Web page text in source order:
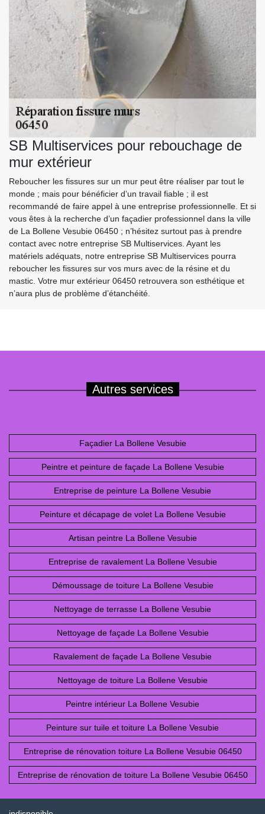
SB Multiservices pour rebouchage de
mur extérieur
Reboucher les fissures sur un mur peut être réaliser par tout le
monde ; mais pour bénéficier d’un travail fiable ; il est
recommandé de faire appel à une entreprise professionnelle. Et si
vous êtes à la recherche d’un façadier professionnel dans la ville
de La Bollene Vesubie 06450 ; n’hésitez surtout pas à prendre
contact avec notre entreprise SB Multiservices. Ayant les
matériels adéquats, notre entreprise SB Multiservices pourra
reboucher les fissures sur vos murs avec de la résine et du
mastic. Votre mur extérieur 06450 retrouvera son esthétique et
n’aura plus de problème d’étanchéité.
Autres services
Façadier La Bollene Vesubie
Peintre et peinture de façade La Bollene Vesubie
Entreprise de peinture La Bollene Vesubie
Peinture et décapage de volet La Bollene Vesubie
Artisan peintre La Bollene Vesubie
Entreprise de ravalement La Bollene Vesubie
Démoussage de toiture La Bollene Vesubie
Nettoyage de terrasse La Bollene Vesubie
Nettoyage de façade La Bollene Vesubie
Ravalement de façade La Bollene Vesubie
Nettoyage de toiture La Bollene Vesubie
Peintre intérieur La Bollene Vesubie
Peinture sur tuile et toiture La Bollene Vesubie
Entreprise de rénovation toiture La Bollene Vesubie 06450
Entreprise de rénovation de toiture La Bollene Vesubie 06450